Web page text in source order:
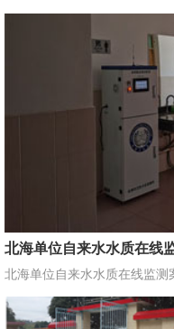
北海单位自来水水质在线
北海单位自来水水质在线监测